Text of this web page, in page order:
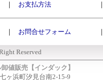
｜ お支払方法 ｜
｜ お問合せフォーム ｜
Reserved
値販売【インダック】
ヶ浜町汐見台南2-15-9